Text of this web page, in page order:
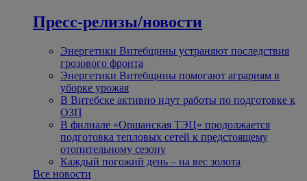
Пресс-релизы/новости
Энергетики Витебщины устраняют последствия
грозового фронта
Энергетики Витебщины помогают аграриям в
уборке урожая
В Витебске активно идут работы по подготовке к
ОЗП
В филиале «Оршанская ТЭЦ» продолжается
подготовка тепловых сетей к предстоящему
отопительному сезону
Каждый погожий день – на вес золота
Все новости